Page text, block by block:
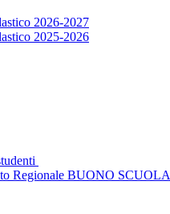
2026-2027
2025-2026
Regionale BUONO SCUOLA